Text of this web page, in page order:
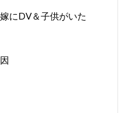
にDV＆子供がいた